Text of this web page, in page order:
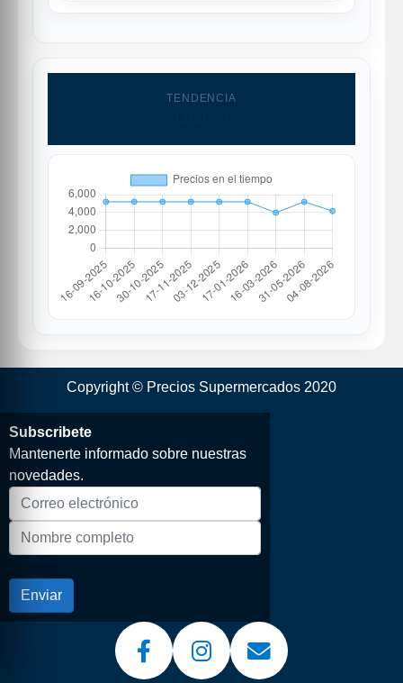
TENDENCIA
Copyright © Precios Supermercados 2020
Subscribete
Mantenerte informado sobre nuestras
novedades.